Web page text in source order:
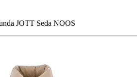
JOTT Seda NOOS